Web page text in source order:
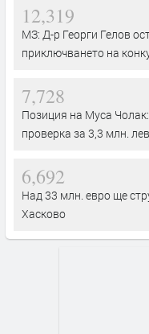
12,319
МЗ: Д-р Георги Гелов
приключването на
7,728
Позиция на Муса
проверка за 3,3 млн.
6,692
Над 33 млн. евро ще
Хасково